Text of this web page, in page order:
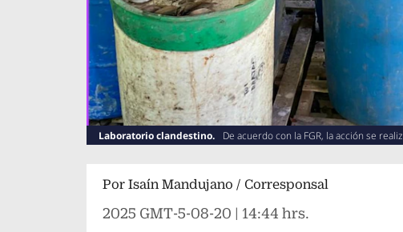
Laboratorio clandestino. De acuerdo con la FGR, la acción se
Por Isaín Mandujano / Corresponsal
2025 GMT-5-08-20 | 14:44 hrs.